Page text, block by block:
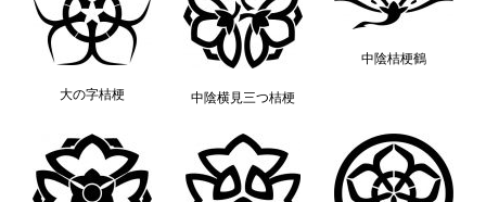
大の字桔梗 中陰横見三つ桔梗
中陰桔梗鶴